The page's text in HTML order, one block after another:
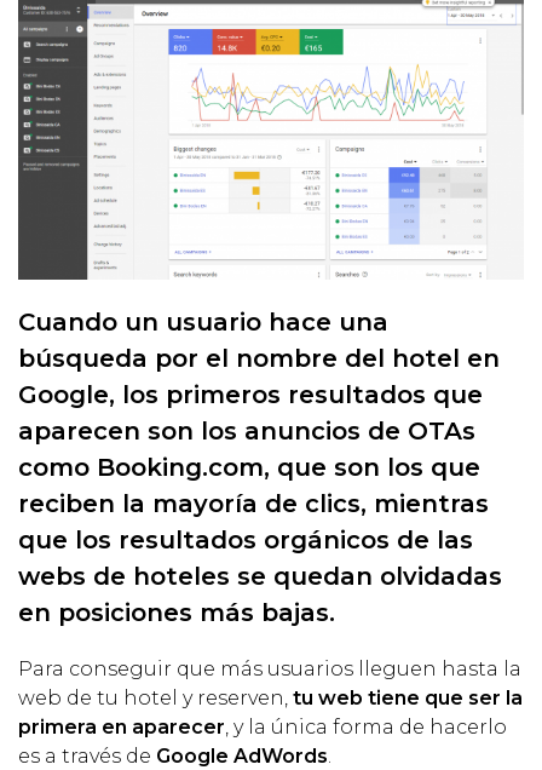
Cuando un usuario hace una
búsqueda por el nombre del hotel en
Google, los primeros resultados que
aparecen son los anuncios de OTAs
como Booking.com, que son los que
reciben la mayoría de clics, mientras
que los resultados orgánicos de las
webs de hoteles se quedan olvidadas
en posiciones más bajas.
Para conseguir que más usuarios lleguen hasta la
web de tu hotel y reserven, tu web tiene que ser la
primera en aparecer, y la única forma de hacerlo
es a través de Google AdWords.